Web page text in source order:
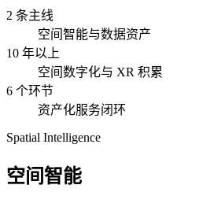
2 条主线
空间智能与数据资产
10 年以上
空间数字化与 XR 积累
6 个环节
资产化服务闭环
Spatial Intelligence
空间智能